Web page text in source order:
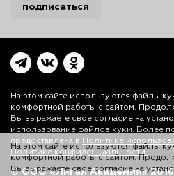
подписаться
На этом сайте используются файлы
комфортной работы с сайтом.
Вы выражаете свое согласие на
использование файлов куки. Более
предоставлена в Политике
Политике конфиденциальности.
© ООО «Лигал Академия»
На этом сайте используются файлы
комфортной работы с сайтом.
Вы выражаете свое согласие на
и использование файлов куки.
предоставлена вПолитике